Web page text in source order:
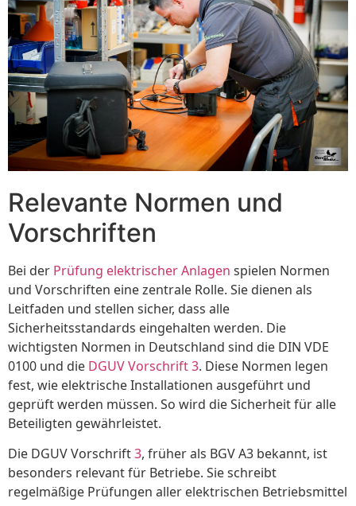
Relevante Normen und
Vorschriften
Bei der Prüfung elektrischer Anlagen spielen Normen
und Vorschriften eine zentrale Rolle. Sie dienen als
Leitfaden und stellen sicher, dass alle
Sicherheitsstandards eingehalten werden. Die
wichtigsten Normen in Deutschland sind die DIN VDE
0100 und die DGUV Vorschrift 3. Diese Normen legen
fest, wie elektrische Installationen ausgeführt und
geprüft werden müssen. So wird die Sicherheit für alle
Beteiligten gewährleistet.
Die DGUV Vorschrift3, früher als BGV A3 bekannt, ist
besonders relevant für Betriebe. Sie schreibt
regelmäßige Prüfungen aller elektrischen Betriebsmittel